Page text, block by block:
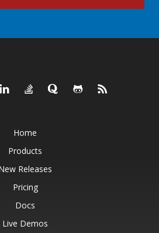
Home
Products
Releases
Pricing
Docs
Live Demos